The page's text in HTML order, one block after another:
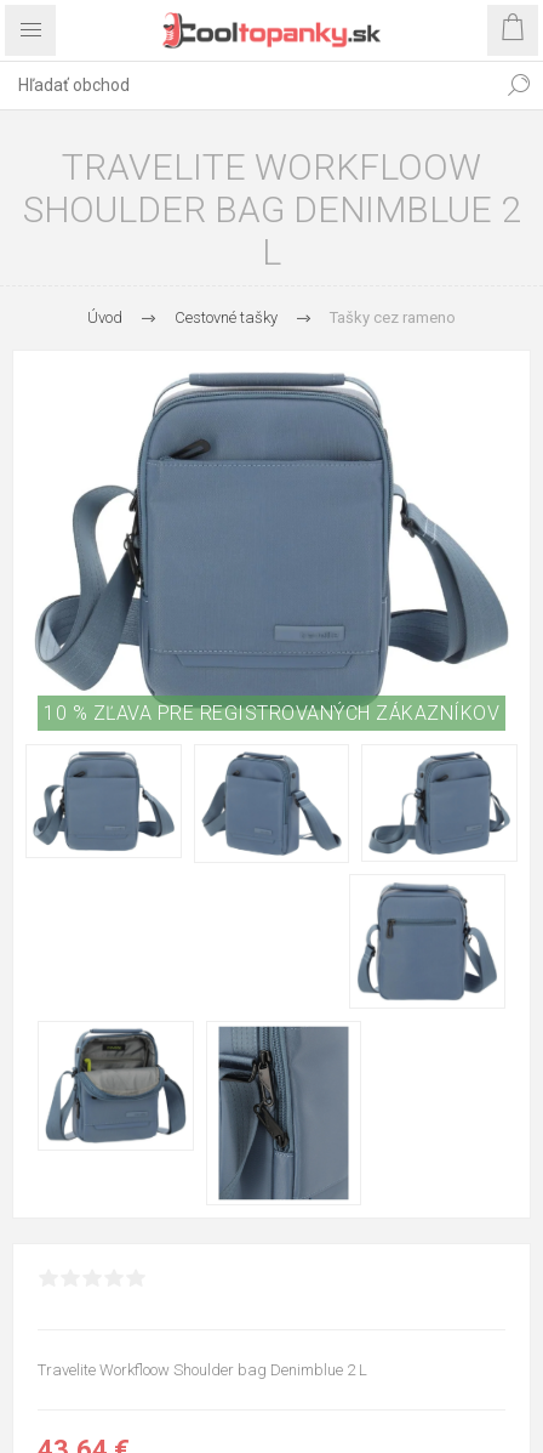
TRAVELITE WORKFLOOW
SHOULDER BAG DENIMBLUE 2
L
Úvod Cestovné tašky Tašky cez rameno
10 % ZĽAVA PRE REGISTROVANÝCH ZÁKAZNÍKOV
Travelite Workfloow Shoulder bag Denimblue 2 L